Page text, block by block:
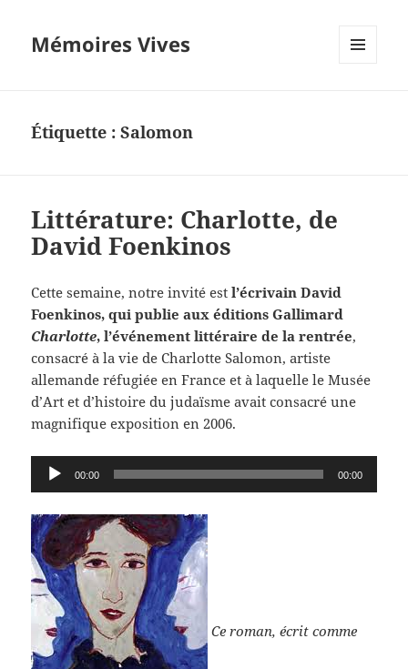
Mémoires Vives
Étiquette :Salomon
Littérature: Charlotte, de
David Foenkinos
Cette semaine, notre invité estl’écrivain David
Foenkinos, qui publie aux éditions Gallimard
Charlotte, l’événement littéraire de la rentrée,
consacré à la vie de Charlotte Salomon, artiste
allemande réfugiée en France et à laquelle le Musée
d’Art et d’histoire du judaïsme avait consacré une
magnifique exposition en 2006.
Lecteur
audio
00:00 00:00
Ce roman, écrit comme